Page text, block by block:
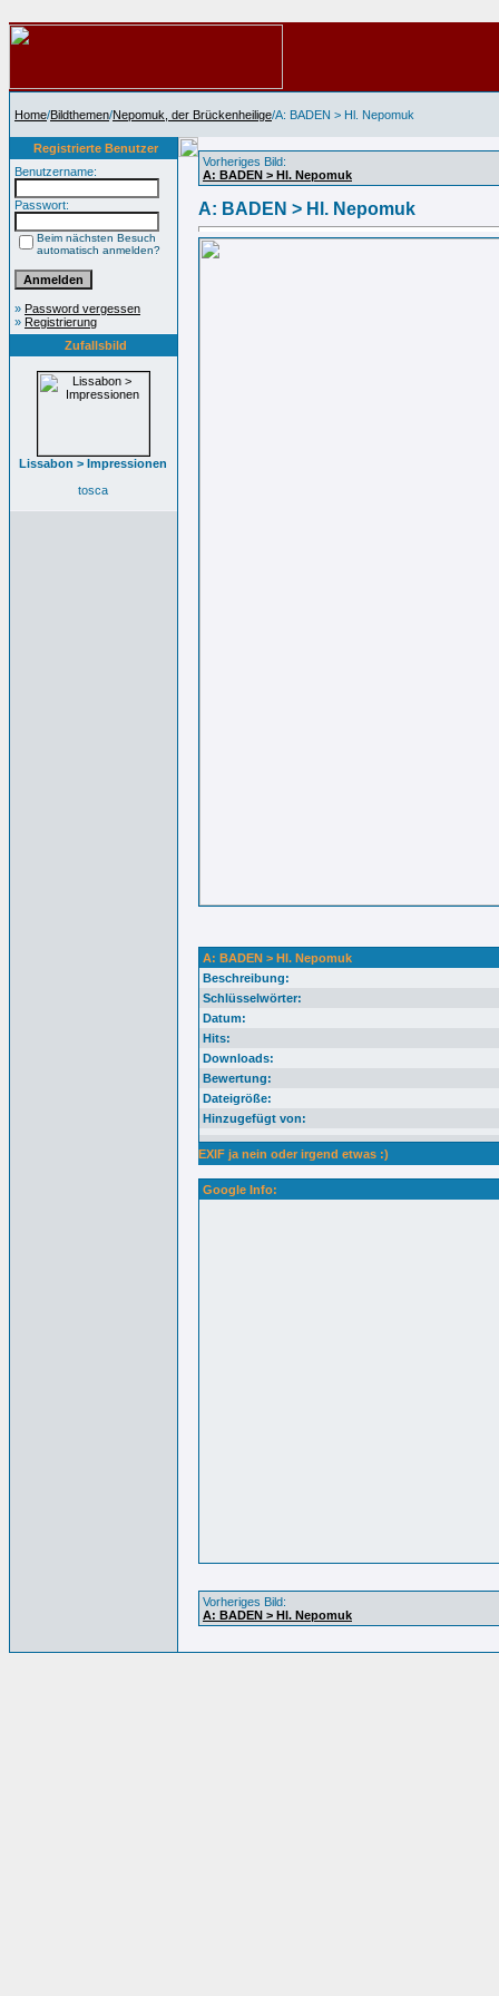
Home/Bildthemen/Nepomuk, der Brückenheilige/A: BADEN > Hl. Nepomuk
Registrierte Benutzer
Benutzername:
Passwort:
Beim nächsten Besuch
automatisch anmelden?
» Password vergessen
» Registrierung
Zufallsbild
Lissabon > Impressionen
tosca
Vorheriges Bild:
A: BADEN > Hl. Nepomuk
A: BADEN > Hl. Nepomuk
A: BADEN > Hl. Nepomuk
Beschreibung:
Schlüsselwörter:
Datum:
Hits:
Downloads:
Bewertung:
Dateigröße:
Hinzugefügt von:
EXIF ja nein oder irgend etwas :)
Google Info:
Vorheriges Bild:
A: BADEN > Hl. Nepomuk